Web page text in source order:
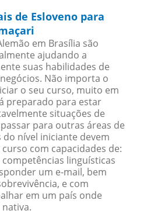
de Esloveno para
em Brasília são
ajudando a
suas habilidades de
Não importa o
o seu curso, muito em
preparado para estar
situações de
para outras áreas de
nível iniciante devem
com capacidades de:
linguísticas
um e-mail, bem
e com
em um país onde
nativa.